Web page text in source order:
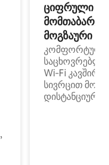
ციფრული
მოგზაური
კომფორტული
Wi‑Fi
სივრცით
დისტანციური